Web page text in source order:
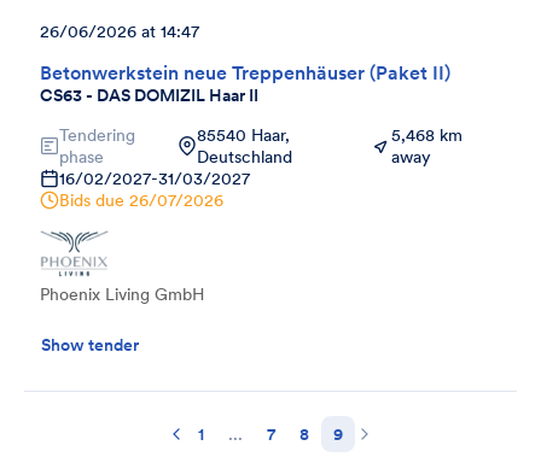
Betonwerkstein neue Treppenhäuser (Paket II)
CS63 - DAS DOMIZIL Haar II
26/06/2026 at 14:47
Tendering
phase
85540 Haar,
Deutschland
5,468 km
away
16/02/2027-31/03/2027
Bids due 26/07/2026
Phoenix Living GmbH
Show tender
1 ... 7 8 9